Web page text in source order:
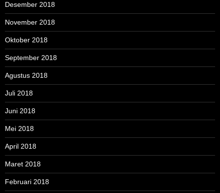
Desember 2018
November 2018
Oktober 2018
September 2018
Agustus 2018
Juli 2018
Juni 2018
Mei 2018
April 2018
Maret 2018
Februari 2018